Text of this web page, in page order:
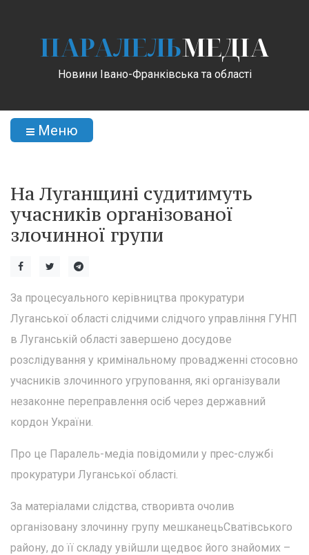
ПАРАЛЕЛЬМЕДІА
Новини Івано-Франківська та області
Меню
На Луганщині судитимуть
учасників організованої
злочинної групи
За процесуального керівництва прокуратури
Луганської області слідчими слідчого управління ГУНП
в Луганській області завершено досудове
розслідування у кримінальному провадженні стосовно
учасників злочинного угруповання, які організували
незаконне переправлення осіб через державний
кордон України.
Про це Паралель-медіа повідомили у прес-службі
прокуратури Луганської області.
За матеріалами слідства, створивта очолив
організовану злочинну групу мешканецьСватівського
району, до її складу увійшли щедвоє його знайомих –